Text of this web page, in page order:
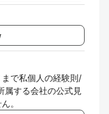
で私個人の経験則/
属する会社の公式見
。